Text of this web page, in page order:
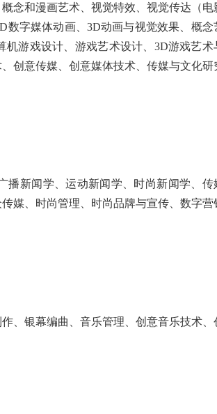
念和漫画艺术、视觉特效、视觉传达（电
数字媒体动画、3D动画与视觉效果、概念
游戏设计、游戏艺术设计、3D游戏艺术
创意传媒、创意媒体技术、传媒与文化研
播新闻学、运动新闻学、时尚新闻学、传
媒、时尚管理、时尚品牌与宣传、数字营
、银幕编曲、音乐管理、创意音乐技术、